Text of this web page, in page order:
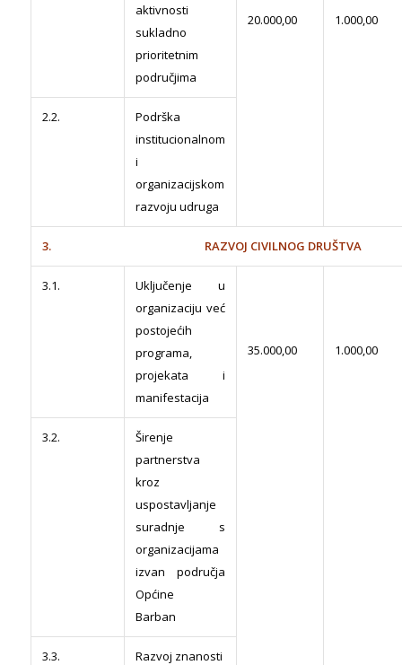
aktivnosti
sukladno
prioritetnim
područjima
20.000,00 1.000,00
2.2.
Podrška
institucionalnom
i
organizacijskom
razvoju udruga
3. RAZVOJ CIVILNOG DRUŠTVA
3.1.
Uključenje u
organizaciju već
postojećih
programa,
projekata i
manifestacija
35.000,00 1.000,00
3.2.
Širenje
partnerstva
kroz
uspostavljanje
suradnje s
organizacijama
izvan područja
Općine
Barban
3.3. Razvoj znanosti